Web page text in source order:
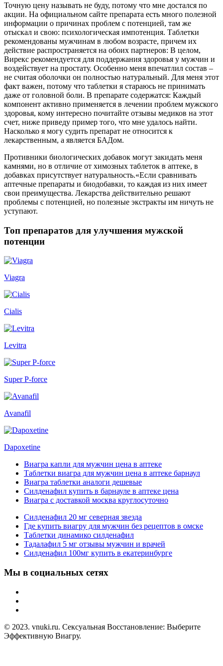
Точную цену называть не буду, потому что мне достался по
акции. На официальном сайте препарата есть много полезной
информации о причинах проблем с потенцией, там же
отыскал и свою: психологическая импотенция. Таблетки
рекомендованы мужчинам в любом возрасте, причем их
действие распространяется на обоих партнеров: В целом,
Вирекс рекомендуется для поддержания здоровья у мужчин и
воздействует на простату. Особенно меня впечатлил состав –
не считая оболочки он полностью натуральный. Для меня этот
факт важен, потому что таблетки я стараюсь не принимать
даже от головной боли. В препарате содержатся: Каждый
компонент активно применяется в лечении проблем мужского
здоровья, кому интересно почитайте отзывы медиков на этот
счет, ниже приведу пример того, что мне удалось найти.
Насколько я могу судить препарат не относится к
лекарственным, а является БАДом.
Противники биологических добавок могут закидать меня
камнями, но в отличие от химозных таблеток в аптеке, в
добавках присутствует натуральность.«Если сравнивать
аптечные препараты и биодобавки, то каждая из них имеет
свои преимущества. Лекарства действительно решают
проблемы с потенцией, но полезные экстракты им ничуть не
уступают.
Топ препаратов для улучшения мужской
потенции
Viagra
Cialis
Levitra
Super P-force
Avanafil
Dapoxetine
Виагра капли для мужчин цена в аптеке
Таблетки виагра для мужчин цена в аптеке барнаул
Виагра таблетки аналоги дешевые
Силденафил купить в барнауле в аптеке цена
Виагра с доставкой москва круглосуточно
Силденафил 20 мг северная звезда
Где купить виагру для мужчин без рецептов в омске
Таблетки динамико силденафил
Тадалафил 5 мг отзывы мужчин и врачей
Силденафил 100мг купить в екатеринбурге
Мы в социальных сетях
© 2023. vnuki.ru. Сексуальная Восстановление: Выберите
Эффективную Виагру.